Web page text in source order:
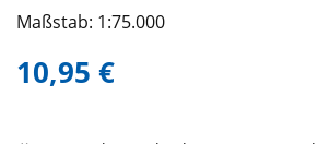
Maßstab: 1:75.000
10,95 €